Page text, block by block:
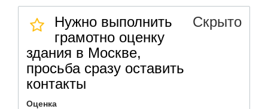
Нужно выполнить
грамотно оценку
здания в Москве,
просьба сразу оставить
контакты
Скрыто
Оценка